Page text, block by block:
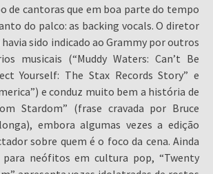
de cantoras que em boa parte do tempo
do palco: as backing vocals. O diretor
sido indicado ao Grammy por outros
musicais (“Muddy Waters: Can’t Be
Yourself: The Stax Records Story” e
e conduz muito bem a história de
Stardom” (frase cravada por Bruce
embora algumas vezes a edição
sobre quem é o foco da cena. Ainda
para neófitos em cultura pop, “Twenty